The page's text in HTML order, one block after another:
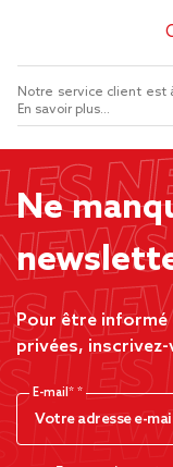
Notre service client est
En savoir plus...
Ne
Pour être
privées,
E-mail*